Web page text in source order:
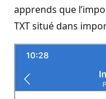
apprends que
TXT situé dans